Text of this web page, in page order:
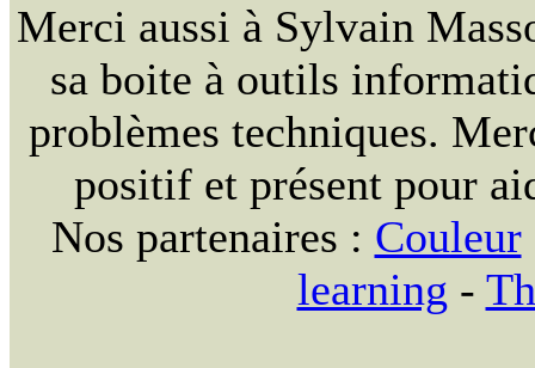
Merci aussi à Sylvain
sa boite à outils
problèmes techniques.
positif et présent pour
Nos partenaires : Couleur
learning -